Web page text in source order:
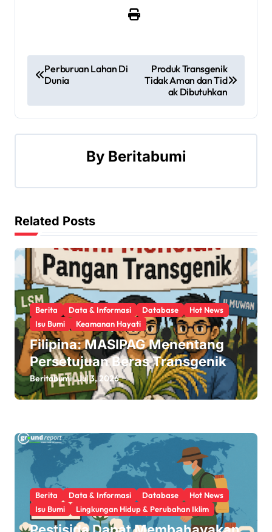
P
s
t
a
v
i
g
a
t
i
o
n
Perburuan Lahan Di
Dunia
Produk Transgenik
Tidak Aman dan Tid
ak Dibutuhkan
By Beritabumi
Related Posts
Berita Data & Informasi Database
Hot News
Isu Bumi
Keamanan Hayati
Filipina: MASIPAG Menentang
Persetujuan Beras Transgenik
Beritabumi Jul 3, 2026
Berita Data & Informasi Database
Hot News
Isu Bumi
Lingkungan Hidup & Perubahan Iklim